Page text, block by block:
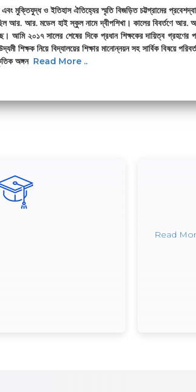
এবং মুক্তিযুদ্ধ ও ইতিহাস ঐতিহ্যের স্মৃতি বিজড়িত চট্টগ্রামের
আর. আর. মডেল হাই স্কুল নামে দ্বীপশিখা। কালের বিবর্তণে
আমি ২০১৭ সালের শেষের দিকে প্রধান শিক্ষকের দায়িত্ব গ্রহণের
শিক্ষক নিয়ে বিদ্যালয়ের শিক্ষার মানোন্নয়ন সহ সার্বিক বিষয়ে
অঙ্গন Read More ..
Read